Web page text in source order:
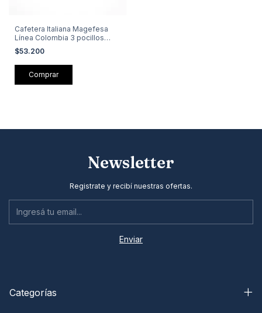
Cafetera Italiana Magefesa
Línea Colombia 3 pocillos
(300003B)
$53.200
Newsletter
Registrate y recibí nuestras ofertas.
Categorías